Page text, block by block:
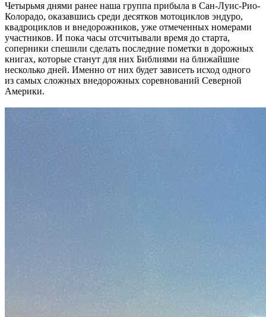
Четырьмя днями ранее наша группа прибыла в Сан-Луис-Рио-
Колорадо, оказавшись среди десятков мотоциклов эндуро,
квадроциклов и внедорожников, уже отмеченных номерами
участников. И пока часы отсчитывали время до старта,
соперники спешили сделать последние пометки в дорожных
книгах, которые станут для них Библиями на ближайшие
несколько дней. Именно от них будет зависеть исход одного
из самых сложных внедорожных соревнований Северной
Америки.